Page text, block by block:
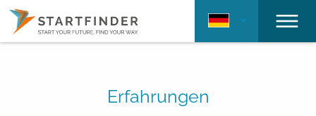
Erfahrungen